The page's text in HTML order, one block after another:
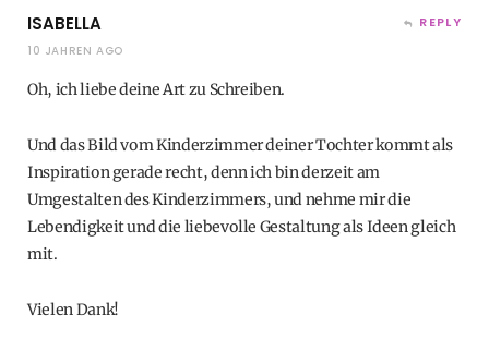
ISABELLA
10 JAHREN AGO
REPLY
Oh, ich liebe deine Art zu Schreiben.
Und das Bild vom Kinderzimmer deiner Tochter kommt als
Inspiration gerade recht, denn ich bin derzeit am
Umgestalten des Kinderzimmers, und nehme mir die
Lebendigkeit und die liebevolle Gestaltung als Ideen gleich
mit.
Vielen Dank!